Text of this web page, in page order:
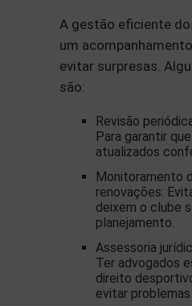
A gestão eficiente
um
evitar surpresas.
são:
Revisão
Para garantir
atualizados
Monitoramento
renovações:
deixem o clube
planejamento.
Assessoria
Ter advogados
direito
evitar problemas